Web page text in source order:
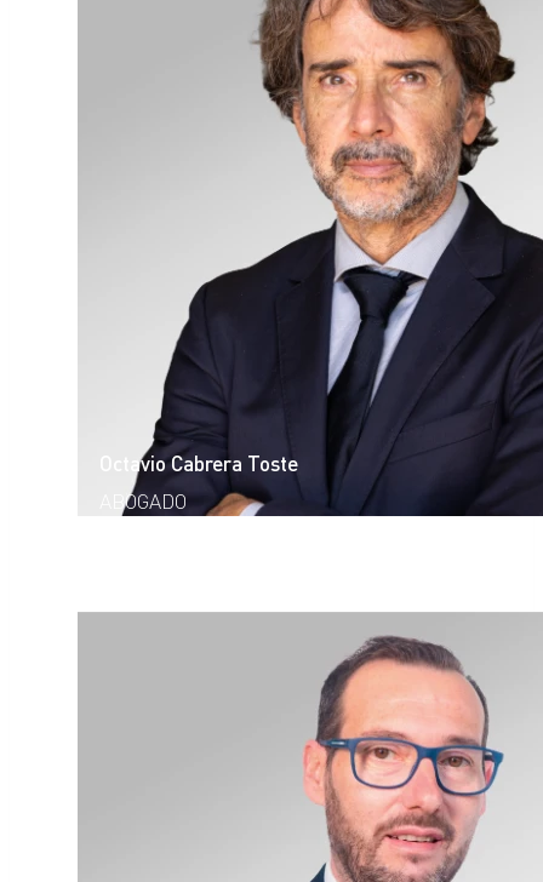
Octavio Cabrera Toste
ABOGADO